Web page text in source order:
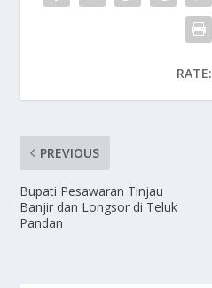
RATE:
PREVIOUS
Bupati Pesawaran Tinjau
Banjir dan Longsor di Teluk
Pandan